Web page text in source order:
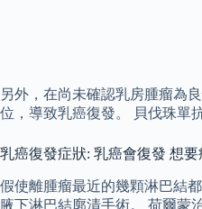
另外，在尚未確認乳房腫瘤為
位，導致乳癌復發。 貝伐珠單
乳癌復發症狀: 乳癌會復發 想
假使離腫瘤最近的幾顆淋巴結
腋下淋巴結廓清手術。 荷爾蒙